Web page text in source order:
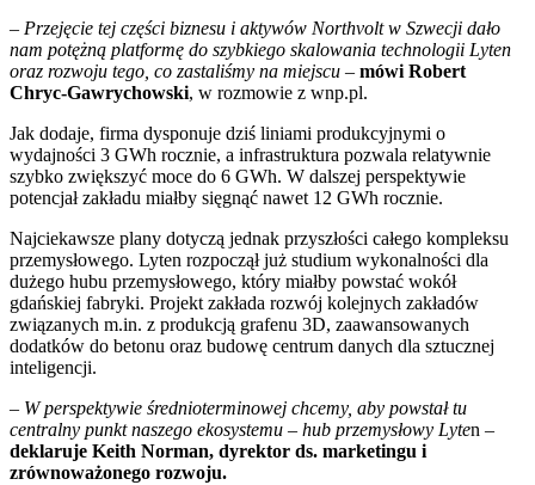
– Przejęcie tej części biznesu i aktywów Northvolt w Szwecji dało
nam potężną platformę do szybkiego skalowania technologii Lyten
oraz rozwoju tego, co zastaliśmy na miejscu – mówi Robert
Chryc-Gawrychowski, w rozmowie z wnp.pl.
Jak dodaje, firma dysponuje dziś liniami produkcyjnymi o
wydajności 3 GWh rocznie, a infrastruktura pozwala relatywnie
szybko zwiększyć moce do 6 GWh. W dalszej perspektywie
potencjał zakładu miałby sięgnąć nawet 12 GWh rocznie.
Najciekawsze plany dotyczą jednak przyszłości całego kompleksu
przemysłowego. Lyten rozpoczął już studium wykonalności dla
dużego hubu przemysłowego, który miałby powstać wokół
gdańskiej fabryki. Projekt zakłada rozwój kolejnych zakładów
związanych m.in. z produkcją grafenu 3D, zaawansowanych
dodatków do betonu oraz budowę centrum danych dla sztucznej
inteligencji.
– W perspektywie średnioterminowej chcemy, aby powstał tu
centralny punkt naszego ekosystemu – hub przemysłowy Lyten –
deklaruje Keith Norman, dyrektor ds. marketingu i
zrównoważonego rozwoju.